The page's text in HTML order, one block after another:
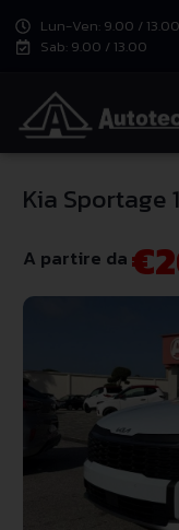
Lun-Ven: 9.00 /
Sab: 9.00 / 13.00
Kia Sportage
A partire da